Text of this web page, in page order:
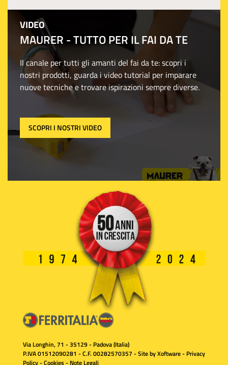
VIDEO
MAURER - TUTTO PER IL FAI DA TE
Il canale per tutti gli amanti del fai da te: scopri i
nostri prodotti, guarda i video tutorial per imparare
nuove tecniche e trovare ispirazioni sempre diverse.
SCOPRI I NOSTRI VIDEO
Via Longhin, 71 - 35129 - Padova (Italia)
P.IVA 01512090281 - C.F. 00282570357 - Site byXoftware- Privacy
Policy-Cookies- Note Legali